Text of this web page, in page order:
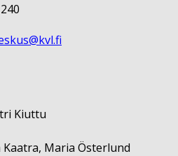
Kiuttu
Kaatra, Maria Österlund